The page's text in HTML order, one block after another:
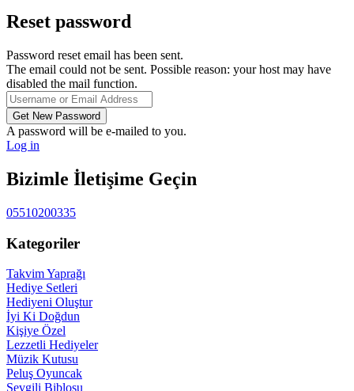
Reset password
Password reset email has been sent.
The email could not be sent. Possible reason: your host may have
disabled the mail function.
A password will be e-mailed to you.
Log in
Bizimle İletişime Geçin
05510200335
Kategoriler
Takvim Yaprağı
Hediye Setleri
Hediyeni Oluştur
İyi Ki Doğdun
Kişiye Özel
Lezzetli Hediyeler
Müzik Kutusu
Peluş Oyuncak
Sevgili Biblosu